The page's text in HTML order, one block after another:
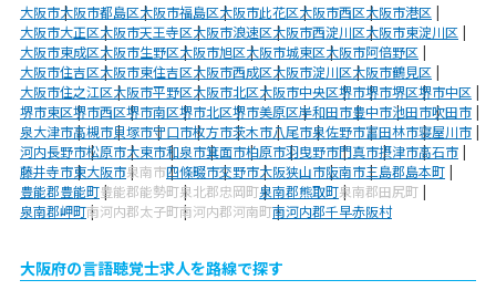
大阪市大阪市都島区大阪市福島区大阪市此花区大阪市西区大阪市港区
大阪市大正区大阪市天王寺区大阪市浪速区大阪市西淀川区大阪市東淀川区
大阪市東成区大阪市生野区大阪市旭区大阪市城東区大阪市阿倍野区
大阪市住吉区大阪市東住吉区大阪市西成区大阪市淀川区大阪市鶴見区
大阪市住之江区大阪市平野区大阪市北区大阪市中央区堺市堺市堺区堺市中区
堺市東区堺市西区堺市南区堺市北区堺市美原区岸和田市豊中市池田市吹田市
泉大津市高槻市貝塚市守口市枚方市茨木市八尾市泉佐野市富田林市寝屋川市
河内長野市松原市大東市和泉市箕面市柏原市羽曳野市門真市摂津市高石市
藤井寺市東大阪市泉南市四條畷市交野市大阪狭山市阪南市三島郡島本町
豊能郡豊能町豊能郡能勢町泉北郡忠岡町泉南郡熊取町泉南郡田尻町
泉南郡岬町南河内郡太子町南河内郡河南町南河内郡千早赤阪村
大阪府の言語聴覚士求人を路線で探す